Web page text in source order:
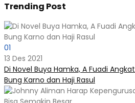
Trending Post
01
13 Des 2021
Di Novel Buya Hamka, A Fuadi
Bung Karno dan Haji Rasul